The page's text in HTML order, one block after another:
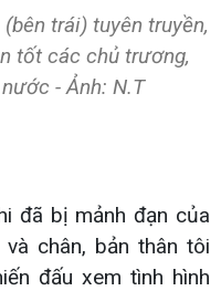
trái) tuyên truyền,
tốt các chủ trương,
- Ảnh: N.T
đã bị mảnh đạn của
chân, bản thân tôi
đấu xem tình hình